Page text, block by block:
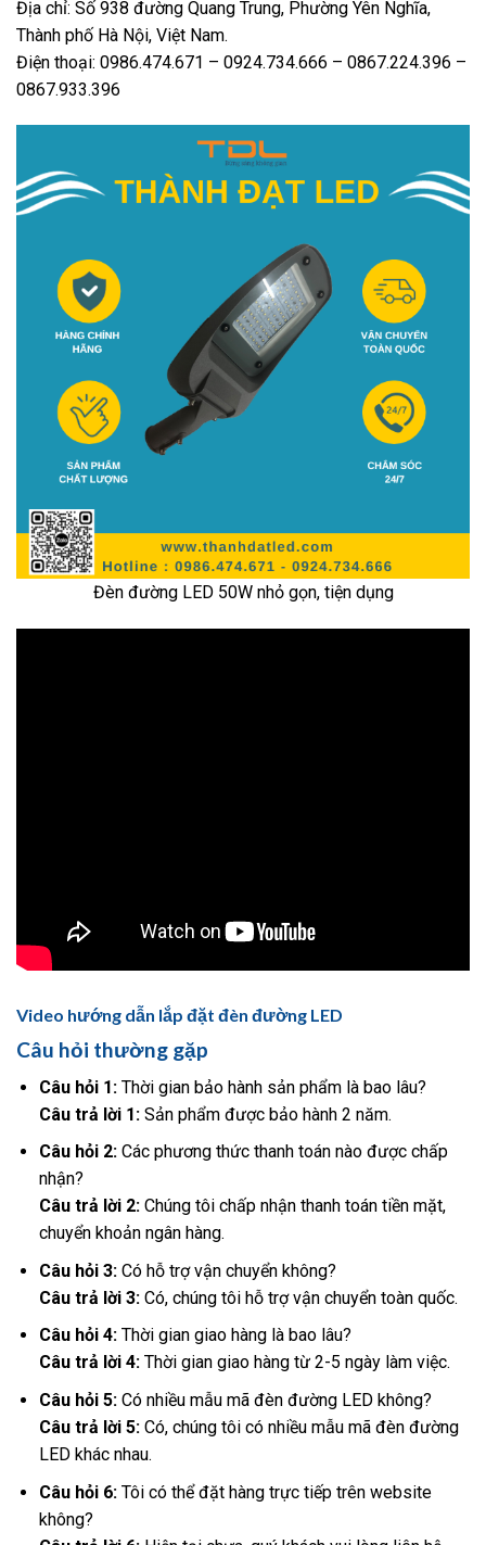
Địa chỉ: Số 938 đường Quang Trung, Phường Yên Nghĩa,
Thành phố Hà Nội, Việt Nam.
Điện thoại: 0986.474.671 – 0924.734.666 – 0867.224.396 –
0867.933.396
Đèn đường LED 50W nhỏ gọn, tiện dụng
Video hướng dẫn lắp đặt đèn đường LED
Câu hỏi thường gặp
Câu hỏi 1:Thời gian bảo hành sản phẩm là bao lâu?
Câu trả lời 1:Sản phẩm được bảo hành 2 năm.
Câu hỏi 2:Các phương thức thanh toán nào được chấp
nhận?
Câu trả lời 2:Chúng tôi chấp nhận thanh toán tiền mặt,
chuyển khoản ngân hàng.
Câu hỏi 3:Có hỗ trợ vận chuyển không?
Câu trả lời 3:Có, chúng tôi hỗ trợ vận chuyển toàn quốc.
Câu hỏi 4:Thời gian giao hàng là bao lâu?
Câu trả lời 4:Thời gian giao hàng từ 2-5 ngày làm việc.
Câu hỏi 5:Có nhiều mẫu mã đèn đường LED không?
Câu trả lời 5:Có, chúng tôi có nhiều mẫu mã đèn đường
LED khác nhau.
Câu hỏi 6:Tôi có thể đặt hàng trực tiếp trên website
không?